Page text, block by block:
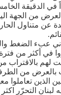
في الدقيقة
من الجهة
عن متناول
عبء الضغط
في أكثر من
لهم
بالعرض من
الذين تعاملوا
التحرّر